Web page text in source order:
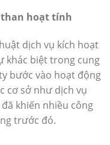
hoạt tính
dịch vụ kích hoạt
khác biệt trong cung
bước vào hoạt động
cơ sở như dịch vụ
khiến nhiều công
trước đó.